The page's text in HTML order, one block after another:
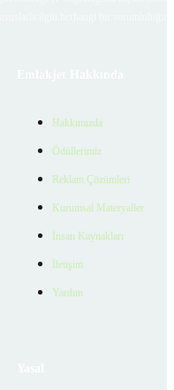
Hakkımızda
Ödüllerimiz
Reklam Çözümleri
Kurumsal Materyaller
İnsan Kaynakları
İletişim
Yardım